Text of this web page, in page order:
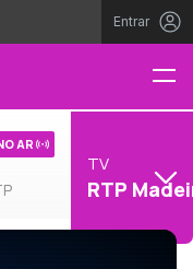
Entrar
AR
TV
RTP